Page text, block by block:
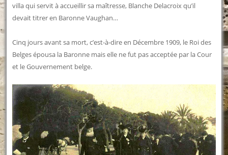
villa qui servit à accueillir sa maîtresse, Blanche Delacroix qu’il
devait titrer en Baronne Vaughan…
Cinq jours avant sa mort, c’est-à-dire en Décembre 1909, le Roi des
Belges épousa la Baronne mais elle ne fut pas acceptée par la Cour
et le Gouvernement belge.